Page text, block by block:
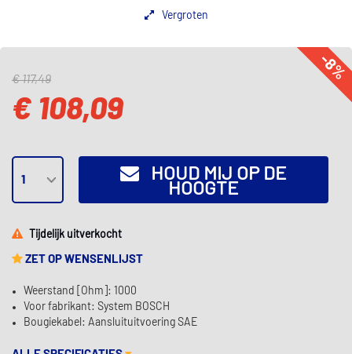
Vergroten
-8%
€ 117,49
€ 108,09
HOUD MIJ OP DE
HOOGTE
Tijdelijk uitverkocht
ZET OP WENSENLIJST
Weerstand [Ohm]: 1000
Voor fabrikant: System BOSCH
Bougiekabel: Aansluituitvoering SAE